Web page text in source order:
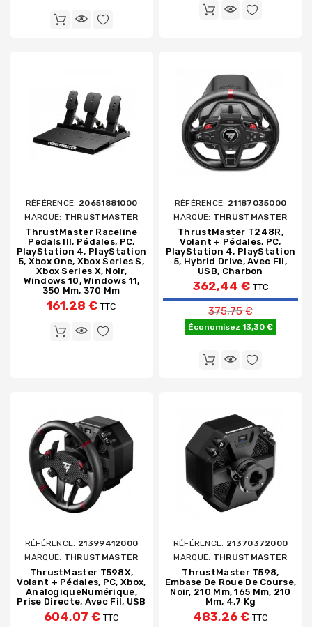
RÉFÉRENCE: 20651881000
MARQUE: THRUSTMASTER
ThrustMaster Raceline
Pedals III, Pédales, PC,
PlayStation 4, PlayStation
5, Xbox One, Xbox Series S,
Xbox Series X, Noir,
Windows 10, Windows 11,
350 Mm, 370 Mm
161,28 € TTC
RÉFÉRENCE: 21187035000
MARQUE: THRUSTMASTER
ThrustMaster T248R,
Volant + Pédales, PC,
PlayStation 4, PlayStation
5, Hybrid Drive, Avec Fil,
USB, Charbon
362,44 € TTC
Prix de base
375,75 €
Économisez 13,30 €
RÉFÉRENCE: 21399412000
MARQUE: THRUSTMASTER
ThrustMaster T598X,
Volant + Pédales, PC, Xbox,
AnalogiqueNumérique,
Prise Directe, Avec Fil, USB
604,07 € TTC
RÉFÉRENCE: 21370372000
MARQUE: THRUSTMASTER
ThrustMaster T598,
Embase De Roue De Course,
Noir, 210 Mm, 165 Mm, 210
Mm, 4,7 Kg
483,26 € TTC